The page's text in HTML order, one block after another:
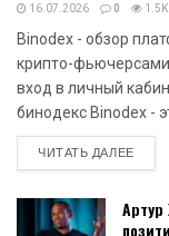
16.07.2026 0 1.5K
Binodex - обзор
крипто-
вход в личный
бинодекс Binodex -
ЧИТАТЬ ДАЛЕЕ
Артур